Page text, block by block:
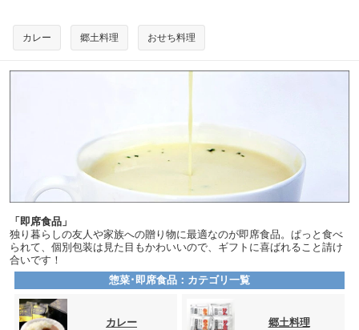
カレー 郷土料理 おせち料理
「即席食品」
独り暮らしの友人や家族への贈り物に最適なのが即席食品。ぱっと食べ
られて、個別包装は見た目もかわいいので、ギフトに喜ばれること請け
合いです！
惣菜･即席食品：カテゴリ一覧
カレー 郷土料理